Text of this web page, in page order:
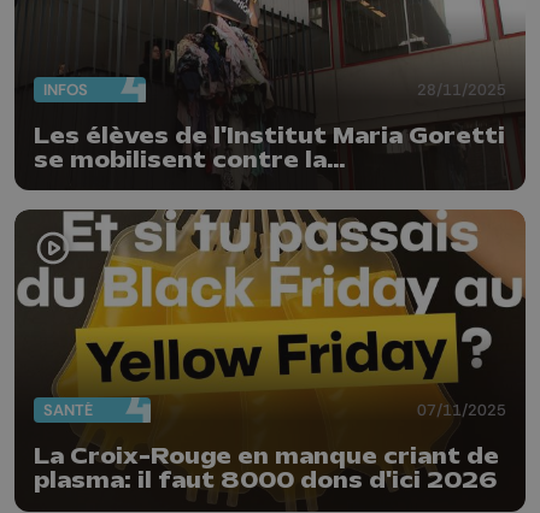
INFOS 28/11/2025
Les élèves de l'Institut Maria Goretti
se mobilisent contre la
surconsommation
SANTÉ 07/11/2025
La Croix-Rouge en manque criant de
plasma: il faut 8000 dons d'ici 2026